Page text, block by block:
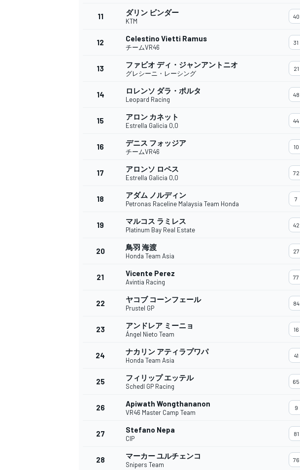
フォーミュラE
11 ダリン ビンダー
KTM
40
12 Celestino Vietti Ramus
チームVR46
31
13 ファビオ ディ・ジャンアントニオ
グレシーニ・レーシング
21
14 ロレンソ ダラ・ポルタ
Leopard Racing
48
15 アロン カネット
Estrella Galicia 0,0
44
16 デニス フォッジア
チームVR46
10
17 アロンソ ロペス
Estrella Galicia 0,0
72
18 アダム ノルディン
Petronas Raceline Malaysia Team Honda
7
19 マルコス ラミレス
Platinum Bay Real Estate
42
20 鳥羽 海渡
Honda Team Asia
27
21 Vicente Perez
Avintia Racing
77
22 ヤコブ コーンフェール
Prustel GP
84
23 アンドレア ミーニョ
Ángel Nieto Team
16
24 ナカリン アティラプワパ
Honda Team Asia
41
25 フィリップ エッテル
Schedl GP Racing
65
26 Apiwath Wongthananon
VR46 Master Camp Team
9
27 Stefano Nepa
CIP
81
28 マーカー ユルチェンコ
Snipers Team
76